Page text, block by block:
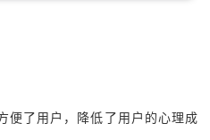
便了用户，降低了用户的心理成